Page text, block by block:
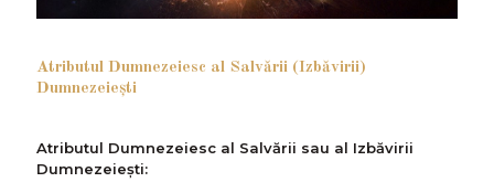
Atributul Dumnezeiesc al Salvării (Izbăvirii)
Dumnezeieşti
Atributul Dumnezeiesc al Salvării sau al Izbăvirii
Dumnezeiești: